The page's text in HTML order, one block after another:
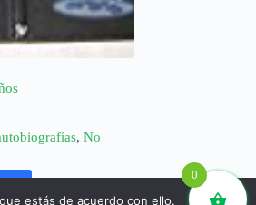
, No
0
estás de acuerdo con ello.